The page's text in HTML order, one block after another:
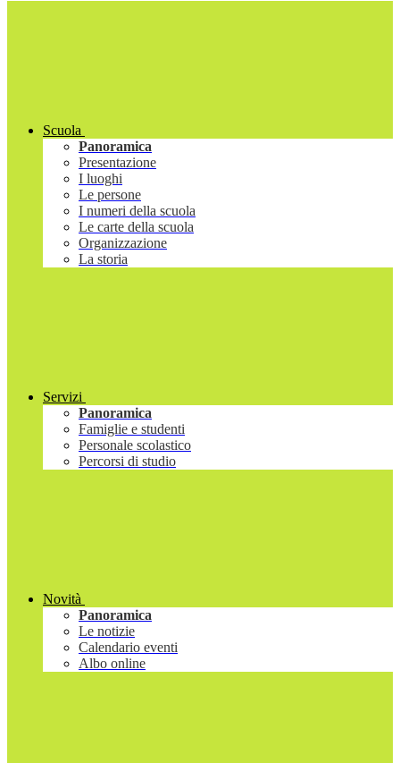
Scuola
Panoramica
Presentazione
I luoghi
Le persone
I numeri della scuola
Le carte della scuola
Organizzazione
La storia
Servizi
Panoramica
Famiglie e studenti
Personale scolastico
Percorsi di studio
Novità
Panoramica
Le notizie
Calendario eventi
Albo online